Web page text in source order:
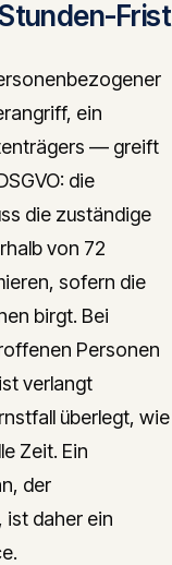
Frist
ein
— greift
die
die zuständige
von 72
sofern die
birgt. Bei
Personen
verlangt
überlegt, wie
Zeit. Ein
der
ist daher ein